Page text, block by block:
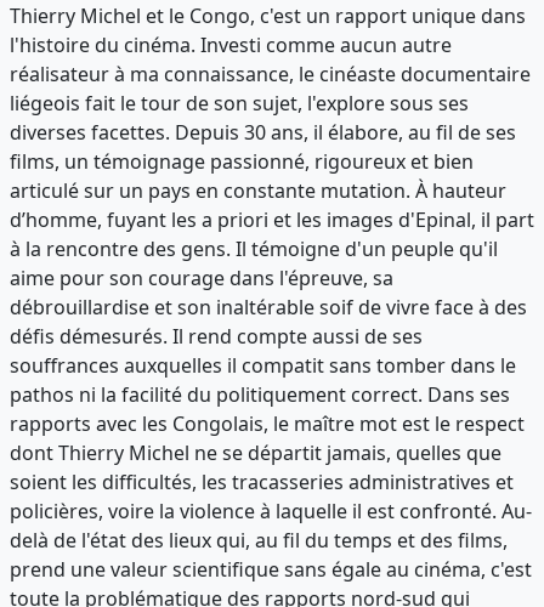
Thierry Michel et le Congo, c'est un rapport unique dans
l'histoire du cinéma. Investi comme aucun autre
réalisateur à ma connaissance, le cinéaste documentaire
liégeois fait le tour de son sujet, l'explore sous ses
diverses facettes. Depuis 30 ans, il élabore, au fil de ses
films, un témoignage passionné, rigoureux et bien
articulé sur un pays en constante mutation. À hauteur
d’homme, fuyant les a priori et les images d'Epinal, il part
à la rencontre des gens. Il témoigne d'un peuple qu'il
aime pour son courage dans l'épreuve, sa
débrouillardise et son inaltérable soif de vivre face à des
défis démesurés. Il rend compte aussi de ses
souffrances auxquelles il compatit sans tomber dans le
pathos ni la facilité du politiquement correct. Dans ses
rapports avec les Congolais, le maître mot est le respect
dont Thierry Michel ne se départit jamais, quelles que
soient les difficultés, les tracasseries administratives et
policières, voire la violence à laquelle il est confronté. Au-
delà de l'état des lieux qui, au fil du temps et des films,
prend une valeur scientifique sans égale au cinéma, c'est
toute la problématique des rapports nord-sud qui